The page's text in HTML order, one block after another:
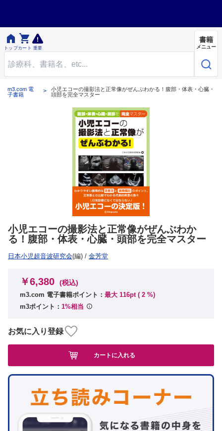

トップ

カート 重要
書籍
メニュー
m3.com 電
子書籍
小児エコーの撮影法と正常像がぜんぶわかる！腹部・体表・心臓・
頭部を完全マスター
小児エコーの撮影法と正常像がぜんぶわか
る！腹部・体表・心臓・頭部を完全マスター
日本小児超音波研究会(編) / 金芳堂
￥6,380 (税込)
m3.com 電子書籍ポイント： 最大 116pt ( 2 %)
m3ポイント： 1%相当
お気に入り登録
カートに入れる